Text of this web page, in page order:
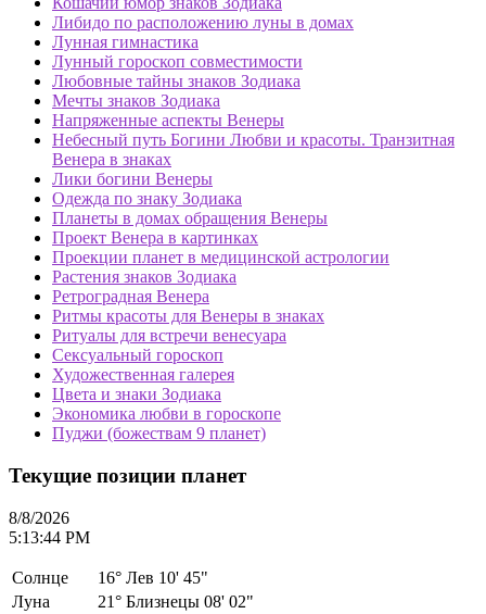
Либидо по расположению луны в домах
Лунная гимнастика
Лунный гороскоп совместимости
Любовные тайны знаков Зодиака
Мечты знаков Зодиака
Напряженные аспекты Венеры
Небесный путь Богини Любви и красоты. Транзитная
Венера в знаках
Лики богини Венеры
Одежда по знаку Зодиака
Планеты в домах обращения Венеры
Проект Венера в картинках
Проекции планет в медицинской астрологии
Растения знаков Зодиака
Ретроградная Венера
Ритмы красоты для Венеры в знаках
Ритуалы для встречи венесуара
Сексуальный гороскоп
Художественная галерея
Цвета и знаки Зодиака
Экономика любви в гороскопе
Пуджи (божествам 9 планет)
Текущие позиции планет
8/8/2026
5:13:44 PM
Солнце 16° Лев 10' 45"
Луна
21° Близнецы 08' 02"